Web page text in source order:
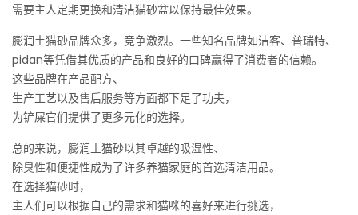
需要主人定期更换和清洁猫砂盆以保持最佳效果。
膨润土猫砂品牌众多，竞争激烈。一些知名品牌如洁客、普瑞特、
pidan等凭借其优质的产品和良好的口碑赢得了消费者的信赖。
这些品牌在产品配方、
生产工艺以及售后服务等方面都下足了功夫，
为铲屎官们提供了更多元化的选择。
总的来说，膨润土猫砂以其卓越的吸湿性、
除臭性和便捷性成为了许多养猫家庭的首选清洁用品。
在选择猫砂时，
主人们可以根据自己的需求和猫咪的喜好来进行挑选，